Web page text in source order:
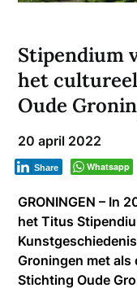
Stipendium
het
Oude
20 april 2022
Whatsapp
Share
GRONINGEN – In
het Titus
Groningen met
Stichting Oude